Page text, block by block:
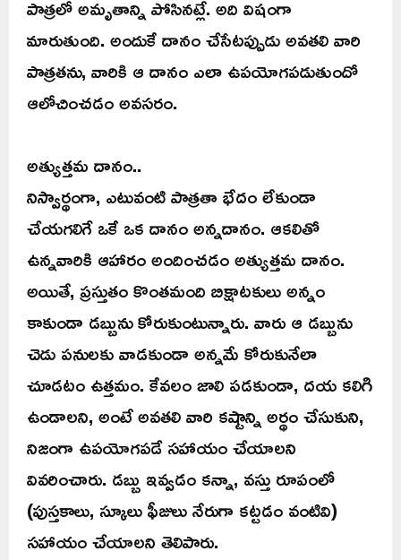
పాత్రలో అమృతాన్ని పోసినట్లే. అది విషంగా
మారుతుంది. అందుకే దానం చేసేటప్పుడు అవతలి వారి
పాత్రతను, వారికి ఆ దానం ఎలా ఉపయోగపడుతుందో
ఆలోచించడం అవసరం.
అత్యుత్తమ దానం..
నిస్వార్థంగా, ఎటువంటి పాత్రతా భేదం లేకుండా
చేయగలిగే ఒకే ఒక దానం అన్నదానం. ఆకలితో
ఉన్నవారికి ఆహారం అందించడం అత్యుత్తమ దానం.
అయితే, ప్రస్తుతం కొంతమంది బిక్షాటకులు అన్నం
కాకుండా డబ్బును కోరుకుంటున్నారు. వారు ఆ డబ్బును
చెడు పనులకు వాడకుండా అన్నమే కోరుకునేలా
చూడటం ఉత్తమం. కేవలం జాలి పడకుండా, దయ కలిగి
ఉండాలని, అంటే అవతలి వారి కష్టాన్ని అర్థం చేసుకుని,
నిజంగా ఉపయోగపడే సహాయం చేయాలని
వివరించారు. డబ్బు ఇవ్వడం కన్నా, వస్తు రూపంలో
(పుస్తకాలు, స్కూలు ఫీజులు నేరుగా కట్టడం వంటివి)
సహాయం చేయాలని తెలిపారు.